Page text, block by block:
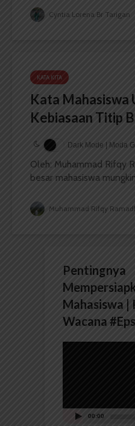
Cyntia Lorena Br Tarigan
KATA KITA
Kata Mahasiswa
Kebiasaan Titip
Dark Mode | Moda
Oleh: Muhammad Rifqy
besar mahasiswa
Muhammad Rifqy
Pentingnya
Mahasiswa |
Wacana
00:00